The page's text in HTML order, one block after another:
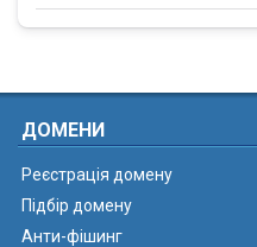
ДОМЕНИ
Реєстрація домену
Підбір домену
Анти-фішинг